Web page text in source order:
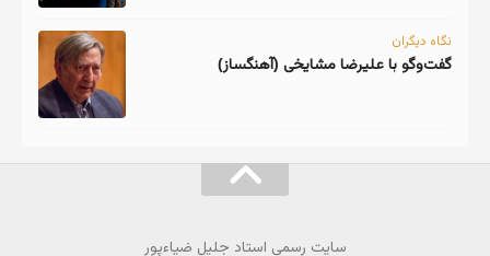
نگاه دیگران
گفت‌وگو با علیرضا مشایخی (آهنگساز)
سایت رسمی استاد جلیل ضیاءپور